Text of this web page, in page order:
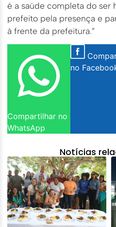
é a saúde completa do ser
prefeito pela presença e
à frente da prefeitura.”
Compartilhar no
WhatsApp
no
Notícias